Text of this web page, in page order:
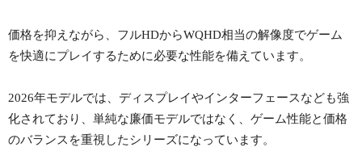
価格を抑えながら、フルHDからWQHD相当の解像度でゲーム
を快適にプレイするために必要な性能を備えています。
2026年モデルでは、ディスプレイやインターフェースなども強
化されており、単純な廉価モデルではなく、ゲーム性能と価格
のバランスを重視したシリーズになっています。